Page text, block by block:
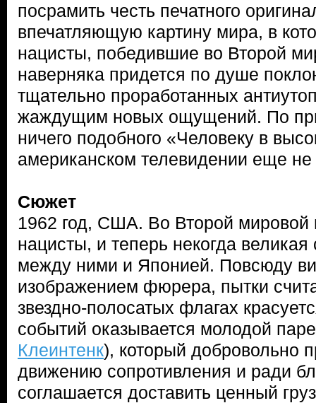
посрамить честь печатного
впечатляющую картину мира, в
нацисты, победившие во Второй
наверняка придется по душе
тщательно проработанных
жаждущим новых ощущений. По
ничего подобного «Человеку в
американском телевидении еще
Сюжет
1962 год, США. Во Второй мировой
нацисты, и теперь некогда
между ними и Японией. Повсюду
изображением фюрера, пытки
звездно-полосатых флагах
событий оказывается молодой
Клеинтенк), который добровольно
движению сопротивления и ради
соглашается доставить ценный